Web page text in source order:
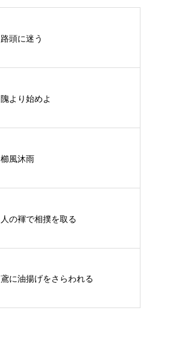
路頭に迷う
隗より始めよ
櫛風沐雨
人の褌で相撲を取る
鳶に油揚げをさらわれる